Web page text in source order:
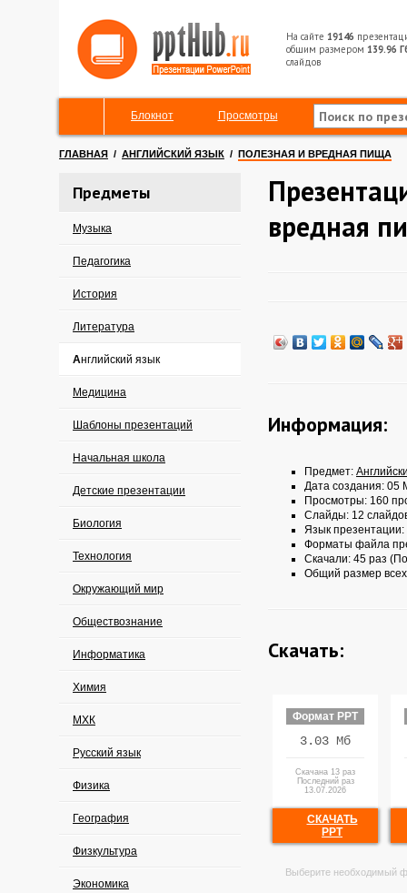
На сайте 19146
общим размером 139.96
слайдов
Блокнот Просмотры
ГЛАВНАЯ / АНГЛИЙСКИЙ ЯЗЫК / ПОЛЕЗНАЯ И ВРЕДНАЯ ПИЩА
Предметы
Музыка
Педагогика
История
Литература
Английский язык
Медицина
Шаблоны презентаций
Начальная школа
Детские презентации
Биология
Технология
Окружающий мир
Обществознание
Информатика
Химия
МХК
Русский язык
Физика
География
Физкультура
Экономика
вредная
Информация:
Предмет:
Дата создания: 05
Просмотры: 160
Слайды: 12
Язык презентации:
Форматы файла
Скачали: 45 раз
Общий размер
Скачать:
Формат PPT
3.03 Мб
Скачана 13 раз
Последний раз
13.07.2026
СКАЧАТЬ
PPT
Выберите необходимый